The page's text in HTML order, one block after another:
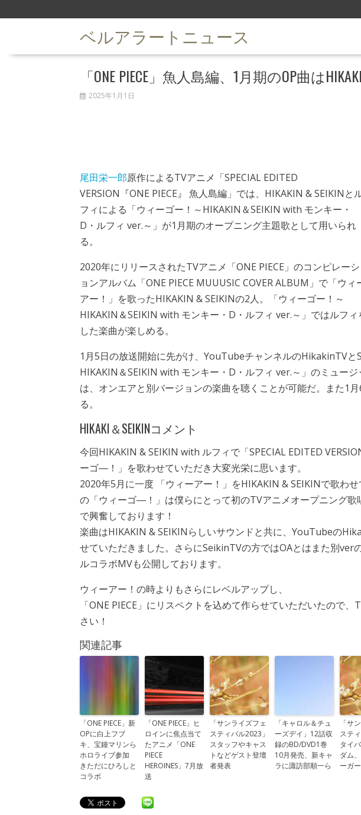
k
ベルアラートニュース
「ONE PIECE」魚人島編、1月期のOP曲は
2025年1月1日
尾田栄一郎原作によるTVアニメ「SPECIAL EDITED
VERSION『ONE PIECE』 魚人島編」では、HIKAKIN & SEIKINと
フィによる「ウィーゴー！～HIKAKIN＆SEIKIN with モンキー・
D・ルフィ ver.～」が1月期のオープニング主題歌として用いられ
る。
2020年にリリースされたTVアニメ「ONE PIECE」のコンピレーシ
ョンアルバム「ONE PIECE MUUUSIC COVER ALBUM」で「ウィ
アー！」を歌ったHIKAKIN & SEIKINの2人。「ウィーゴー！～
HIKAKIN＆SEIKIN with モンキー・D・ルフィ ver.～」ではルフ
した楽曲が楽しめる。
1月5日の放送開始に先がけ、YouTubeチャンネルのHikakinTVと
HIKAKIN＆SEIKIN with モンキー・D・ルフィ ver.～」のミュー
は、オンエアと別バージョンの楽曲を聴くことが可能だ。また1
る。
HIKAKI＆SEIKINコメント
今回HIKAKIN & SEIKIN with ルフィで「SPECIAL EDITED
ーゴ―！」を歌わせていただき大変光栄に思います。
2020年5月に一度 「ウィーアー！」をHIKAKIN & SEIKINで歌わ
の「ウィーゴ―！」は僕らにとって初のTVアニメオープニング歌
で興奮しております！
楽曲はHIKAKIN & SEIKINらしいサウンドと共に、YouTubeの
せていただきました。さらにSeikinTVの方ではOAとはまた別ver
ルコラボMVも公開しております。
ウィーアー！の時よりもさらにレベルアップし、
「ONE PIECE」にリスペクトを込めて作らせていただいたので
さい！
関連記事
「ONE PIECE」新
OPに白上フブ
キ、宝鐘マリンら
ホロライブ参加
きただにひろしと
コラボ
「ONE PIECE」ヒ
ロインに焦点当て
たアニメ「ONE
PIECE
HEROINES」7月放
送
「サンライズフェ
スティバル2023」
スタッフやキャス
トなどゲスト登壇
者発表
「キャロル＆チュ
ーズデイ」12話収
録のBD/DVD1巻
10月発売、新キャ
ラに諏訪部順一ら
「サ
ステ
タイ
ダム
ーガ